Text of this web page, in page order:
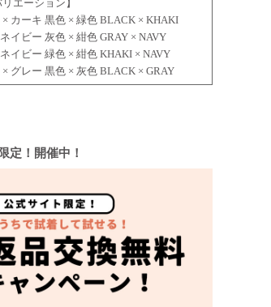
リエーション】
× カーキ 黒色 × 緑色 BLACK × KHAKI
イビー 灰色 × 紺色 GRAY × NAVY
ネイビー 緑色 × 紺色 KHAKI × NAVY
× グレー 黒色 × 灰色 BLACK × GRAY
定！開催中！